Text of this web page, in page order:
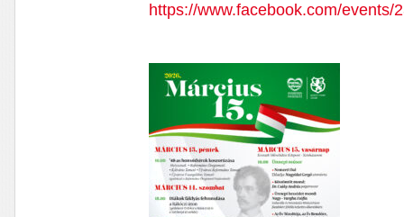
https://www.facebook.com/events/